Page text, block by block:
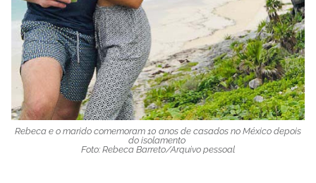
Rebeca e o marido comemoram 10 anos de casados no México depois
do isolamento
Foto: Rebeca Barreto/Arquivo pessoal